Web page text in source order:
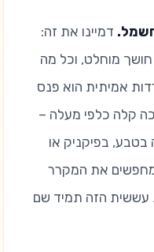
דמיינו את זה:
מוחלט, וכל מה
אמיתית הוא פנס
קלה כלפי מעלה –
בטבע, בפיקניק או
את המקרר
עששית הזה תמיד שם